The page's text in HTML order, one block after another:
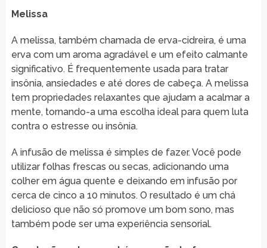
Melissa
A melissa, também chamada de erva-cidreira, é uma
erva com um aroma agradável e um efeito calmante
significativo. É frequentemente usada para tratar
insônia, ansiedades e até dores de cabeça. A melissa
tem propriedades relaxantes que ajudam a acalmar a
mente, tornando-a uma escolha ideal para quem luta
contra o estresse ou insônia.
A infusão de melissa é simples de fazer. Você pode
utilizar folhas frescas ou secas, adicionando uma
colher em água quente e deixando em infusão por
cerca de cinco a 10 minutos. O resultado é um chá
delicioso que não só promove um bom sono, mas
também pode ser uma experiência sensorial.